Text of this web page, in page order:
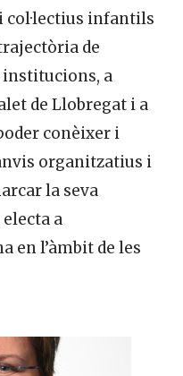
col·lectius infantils
de
institucions, a
de Llobregat i a
conèixer i
organitzatius i
la seva
a
en l’àmbit de les